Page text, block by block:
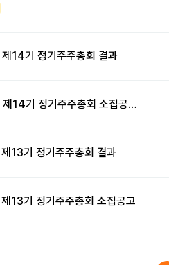
14기 정기주주총회 결과
정기주주총회 소집공…
13기 정기주주총회 결과
기 정기주주총회 소집공고